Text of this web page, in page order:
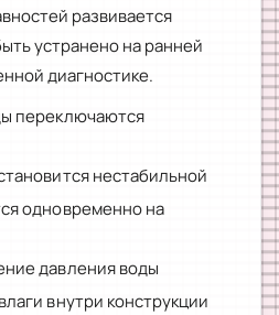
развивается
устранено на ранней
диагностике.
переключаются
нестабильной
одновременно на
давления воды
внутри конструкции